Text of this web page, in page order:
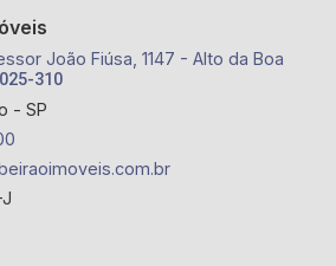
João Fiúsa, 1147 - Alto da Boa
310
- SP